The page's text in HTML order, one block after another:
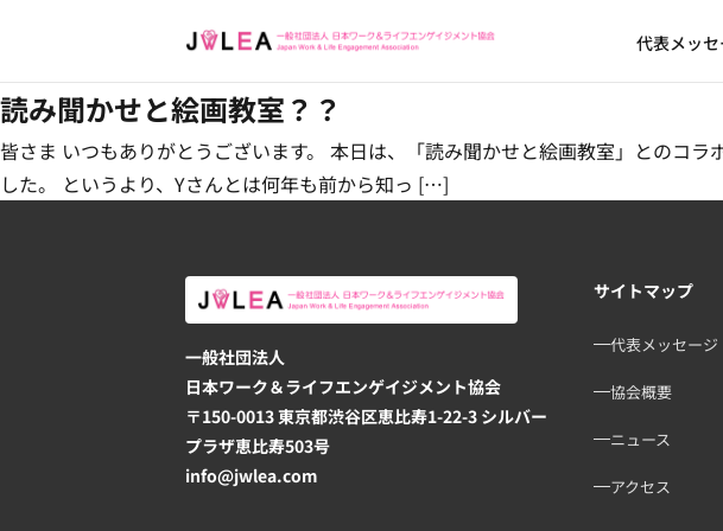
代表メッ
読み聞かせと絵画教室？？
皆さま いつもありがとうございます。 本日は、「読み聞かせと絵画教室」とのコ
した。 というより、Yさんとは何年も前から知っ […]
一般社団法人
日本ワーク＆ライフエンゲイジメント協会
〒150-0013 東京都渋谷区恵比寿1-22-3 シルバー
プラザ恵比寿503号
info@jwlea.com
サイトマップ
代表メッセージ
協会概要
ニュース
アクセス